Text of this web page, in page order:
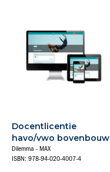
Docentlicentie
havo/vwo bovenbouw
Dilemma - MAX
ISBN: 978-94-020-4007-4